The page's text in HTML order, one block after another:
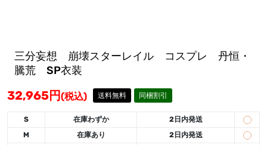
三分妄想 崩壊スターレイル コスプレ 丹恒・
騰荒 SP衣装
32,965円(税込) 送料無料 同梱割引
S 在庫わずか
2日内発送
M
在庫あり
2日内発送